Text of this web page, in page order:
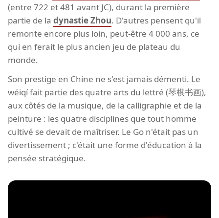
(entre 722 et 481 avant JC), durant la première
partie de la dynastie Zhou. D'autres pensent qu'il
remonte encore plus loin, peut-être 4 000 ans, ce
qui en ferait le plus ancien jeu de plateau du
monde.
Son prestige en Chine ne s'est jamais démenti. Le
wéiqí fait partie des quatre arts du lettré (琴棋书画),
aux côtés de la musique, de la calligraphie et de la
peinture : les quatre disciplines que tout homme
cultivé se devait de maîtriser. Le Go n'était pas un
divertissement ; c'était une forme d'éducation à la
pensée stratégique.